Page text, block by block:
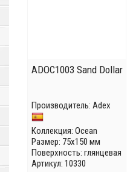
ADOC1003 Sand Dollar
Производитель: Adex
Коллекция: Ocean
Размер: 75x150 мм
Поверхность: глянцевая
Артикул: 10330